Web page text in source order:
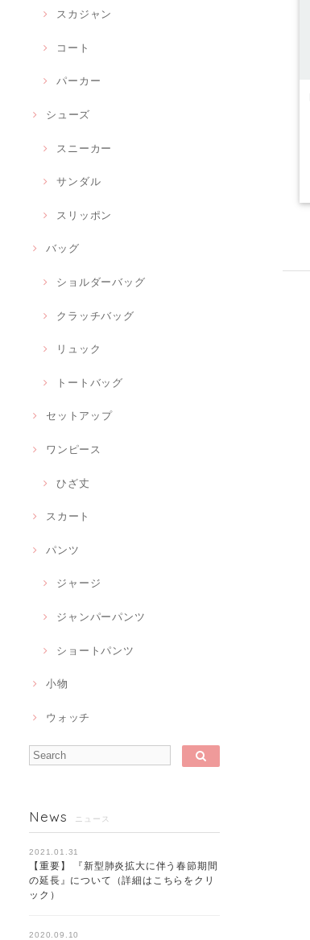
スカジャン
コート
パーカー
シューズ
スニーカー
サンダル
スリッポン
バッグ
ショルダーバッグ
クラッチバッグ
リュック
トートバッグ
セットアップ
ワンピース
ひざ丈
スカート
パンツ
ジャージ
ジャンパーパンツ
ショートパンツ
小物
ウォッチ
News ニュース
2021.01.31
【重要】 『新型肺炎拡大に伴う春節期間
の延長』について（詳細はこちらをクリ
ック）
2020.09.10